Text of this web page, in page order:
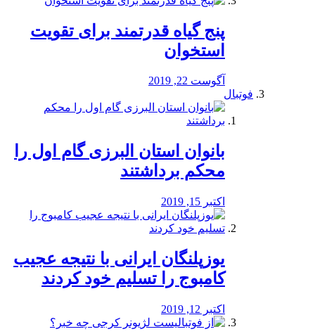
پنج گیاه قدرتمند برای تقویت
استخوان
آگوست 22, 2019
فوتبال
بانوان استان البرزی گام اول را
محكم برداشتند
اکتبر 15, 2019
یوزپلنگان ایرانی با نتیجه عجیب
کامبوج را تسلیم خود کردند
اکتبر 12, 2019